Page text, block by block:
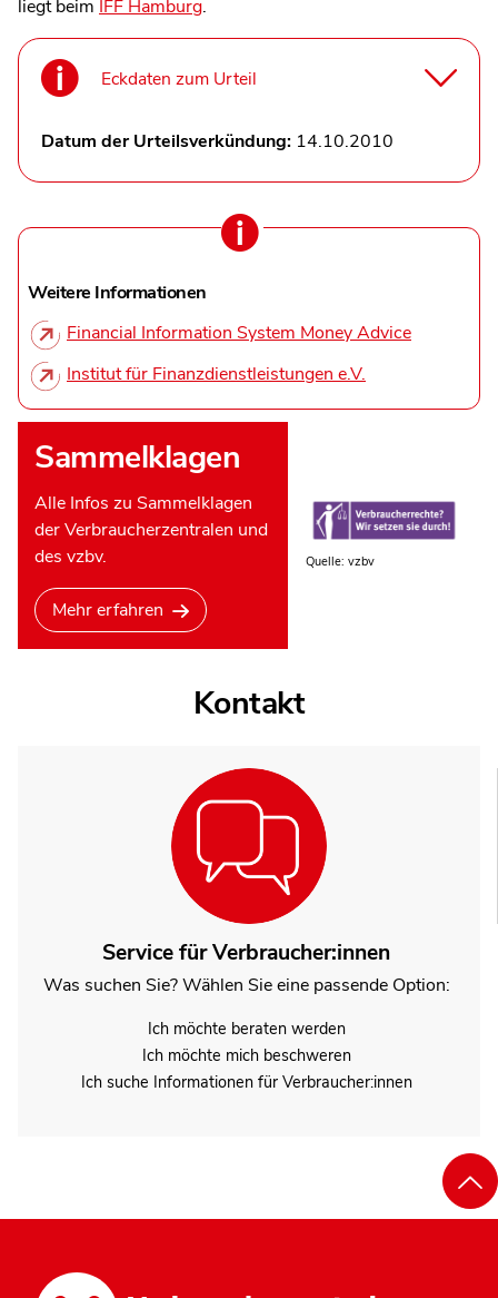
liegt beim IFF Hamburg.
Eckdaten zum Urteil
Datum der Urteilsverkündung: 14.10.2010
Weitere Informationen
Financial Information System Money Advice
Institut für Finanzdienstleistungen e.V.
Sammelklagen
Alle Infos zu Sammelklagen
der Verbraucherzentralen und
des vzbv.
Mehr erfahren
Quelle: vzbv
Kontakt
Service für Verbraucher:innen
Was suchen Sie? Wählen Sie eine passende Option:
Ich möchte beraten werden
Ich möchte mich beschweren
Ich suche Informationen für Verbraucher:innen